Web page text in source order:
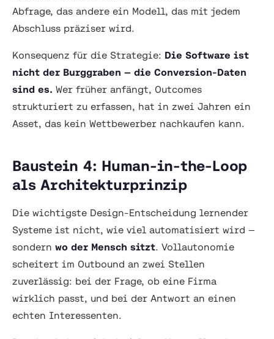
Abfrage, das andere ein Modell, das mit jedem
Abschluss präziser wird.
Konsequenz für die Strategie: Die Software ist
nicht der Burggraben — die Conversion-Daten
sind es. Wer früher anfängt, Outcomes
strukturiert zu erfassen, hat in zwei Jahren ein
Asset, das kein Wettbewerber nachkaufen kann.
Baustein 4: Human-in-the-Loop
als Architekturprinzip
Die wichtigste Design-Entscheidung lernender
Systeme ist nicht, wie viel automatisiert wird —
sondern wo der Mensch sitzt . Vollautonomie
scheitert im Outbound an zwei Stellen
zuverlässig: bei der Frage, ob eine Firma
wirklich passt, und bei der Antwort an einen
echten Interessenten.